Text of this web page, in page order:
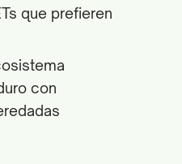
que prefieren
con